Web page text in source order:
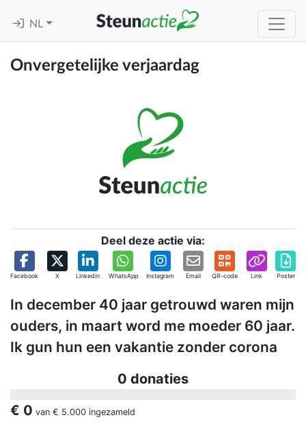
NL
Onvergetelijke verjaardag
Deel deze actie via:
Facebook X Linkedin WhatsApp Instagram Email QR-code Link Poster
In december 40 jaar getrouwd waren mijn
ouders, in maart word me moeder 60 jaar.
Ik gun hun een vakantie zonder corona
0 donaties
€ 0 van € 5.000 ingezameld